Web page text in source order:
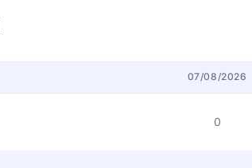
07/08/2026
0